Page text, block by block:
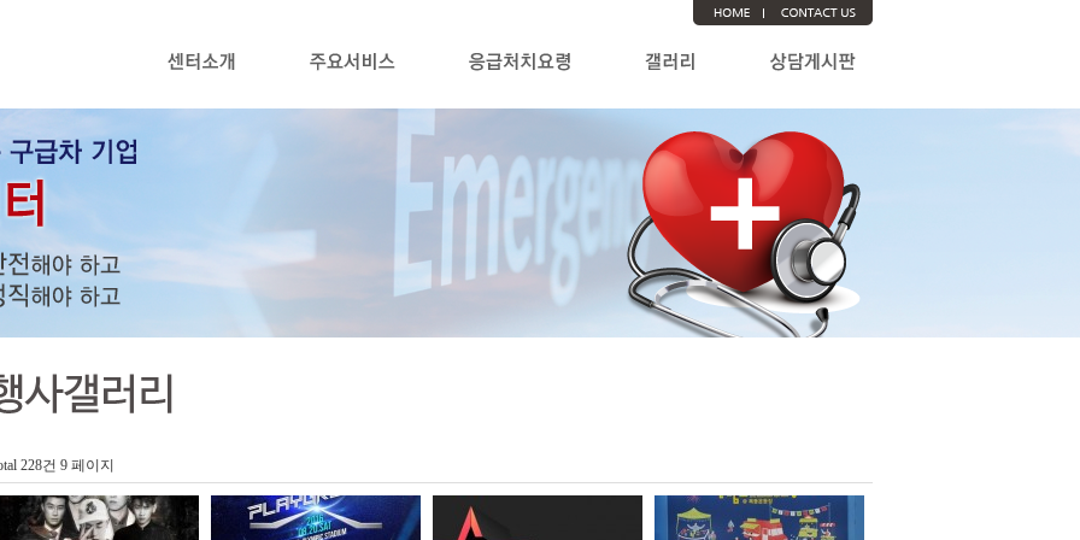
228건 9 페이지